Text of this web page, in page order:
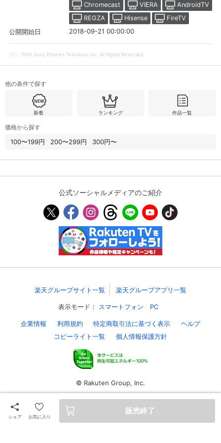
購入明細 ４ヵ月分の購入明細の確認が可能です。
Myクーポン
購入履歴
レンタル、購入、定額見放題の購入履歴の
確認が可能です。こちらから視聴いただく
と便利です。
能です。
の削除も可能です。
視聴年齢制限
サイト内で表示される作品の表示制限が可
能です。5段階の年齢区分から選択できま
す。
視聴デバイス一覧
スマホなどでRakuten TVを視聴する際のデ
バイス連携の設定ができます。
視聴年齢制限の変更時にパスコード入力が
メルマガの配信停止、配信先のメールアド
ログアウト
Chromecast
VIERA
AndroidTV
REGZA
Hisense
FireTV
公開開始日
2018-09-21 00:00:00
（C） 2016 Sony Pictures Television Inc. All Rights Reserved.
シェア お気に入り
販売終了
他の条件で探す
新着 ランキング 作品一覧
価格から探す
100〜199円 200〜299円 300円〜
公式ソーシャルメディアのご紹介
楽天グループサイト一覧 楽天グループアプリ一覧
表示モード： スマートフォン PC
企業情報 利用規約 特定商取引法に基づく表示
ヘルプ
コピーライト一覧
個人情報保護方針
© Rakuten Group, Inc.